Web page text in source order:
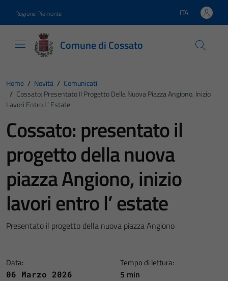
Regione Piemonte Lingua attiva:
ITA
Comune di Cossato
Home / Novità / Comunicati
/ Cossato: Presentato Il Progetto Della Nuova Piazza Angiono, Inizio
Lavori Entro L’ Estate
Cossato: presentato il
progetto della nuova
piazza Angiono, inizio
lavori entro l’ estate
Presentato il progetto della nuova piazza Angiono
Data:
06 Marzo 2026
Tempo di lettura:
5 min